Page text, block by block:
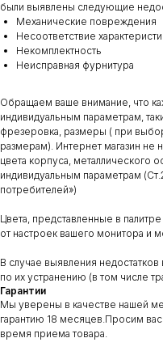
были выявлены следующие
Механические повреждения
Несоответствие
Некомплектность
Неисправная фурнитура
Обращаем ваше внимание, что
индивидуальным параметрам,
фрезеровка, размеры ( при
размерам). Интернет магазин не
цвета корпуса, металлического
индивидуальным параметрам
потребителей»)
Цвета, представленные в
от настроек вашего монитора и
В случае выявления
по их устранению (в том числе
Гарантии
Мы уверены в качестве нашей
гарантию 18 месяцев.Просим
время приема товара.